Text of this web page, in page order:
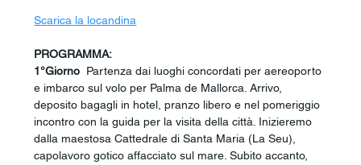
Scarica la locandina
PROGRAMMA:
1°Giorno Partenza dai luoghi concordati per aereoporto
e imbarco sul volo per Palma de Mallorca. Arrivo,
deposito bagagli in hotel, pranzo libero e nel pomeriggio
incontro con la guida per la visita della città. Inizieremo
dalla maestosa Cattedrale di Santa Maria (La Seu),
capolavoro gotico affacciato sul mare. Subito accanto,